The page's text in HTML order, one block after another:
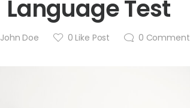
Language Test
John Doe 0 Like Post 0 Comment